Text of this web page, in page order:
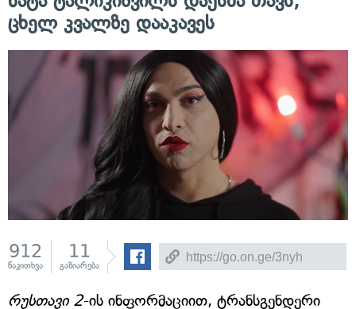
ცხელ კვალზე დააკავეს
912
წაკითხვა
11
გაზიარება
რუსთავი 2-ის ინფორმაციით, ტრანსგენდერი